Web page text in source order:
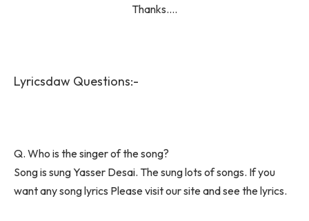
Thanks….
Lyricsdaw Questions:-
Q. Who is the singer of the song?
Song is sung Yasser Desai. The sung lots of songs. If you
want any song lyrics Please visit our site and see the lyrics.